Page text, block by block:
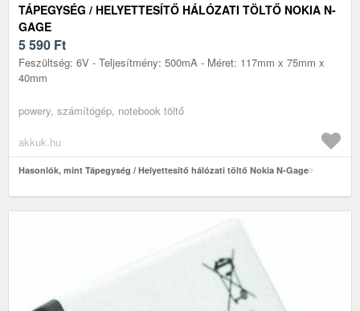
TÁPEGYSÉG / HELYETTESÍTŐ HÁLÓZATI TÖLTŐ NOKIA N-
GAGE
5 590 Ft
Feszültség: 6V - Teljesítmény: 500mA - Méret: 117mm x 75mm x
40mm
powery, számítógép, notebook töltő
akkuk.hu
Hasonlók, mint Tápegység / Helyettesítő hálózati töltő Nokia N-Gage